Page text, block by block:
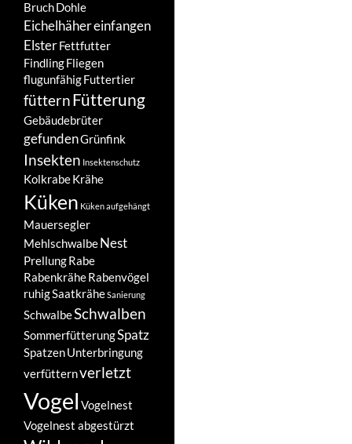
BruchDohle
Eichelhähereinfangen
ElsterFettfutter
FindlingFliegen
flugunfähigFuttertier
fütternFütterung
Gebäudebrüter
gefundenGrünfink
Insekten Insektenschutz
KolkrabeKrähe
Küken Küken aufgehängt
Mauersegler
MehlschwalbeNest
PrellungRabe
RabenkräheRabenvögel
ruhigSaatkräheSanierung
SchwalbeSchwalben
SommerfütterungSpatz
SpatzenUnterbringung
verfütternverletzt
Vogel Vogelnest
Vogelnest abgestürzt